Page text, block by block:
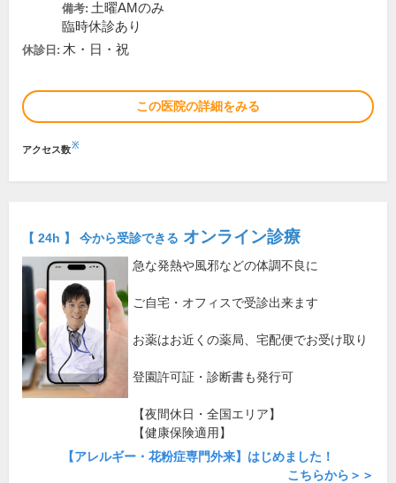
備考: 土曜AMのみ
臨時休診あり
休診日: 木・日・祝
この医院の詳細をみる
アクセス数※
【 24h 】 今から受診できる オンライン診療
急な発熱や風邪などの体調不良に
ご自宅・オフィスで受診出来ます
お薬はお近くの薬局、宅配便でお受け取り
登園許可証・診断書も発行可
【夜間休日・全国エリア】
【健康保険適用】
【アレルギー・花粉症専門外来】はじめました！
こちらから＞＞